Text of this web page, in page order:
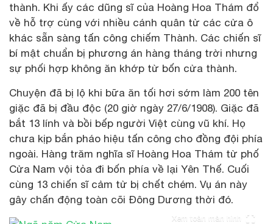
thành. Khi ấy các dũng sĩ của Hoàng Hoa Thám đổ
về hỗ trợ cùng với nhiều cánh quân từ các cửa ô
khác sẵn sàng tấn công chiếm Thành. Các chiến sĩ
bí mật chuẩn bị phương án hàng tháng trời nhưng
sự phối hợp không ăn khớp từ bốn cửa thành.
Chuyện đã bị lộ khi bữa ăn tối hơi sớm làm 200 tên
giặc đã bị đầu độc (20 giờ ngày 27/6/1908). Giặc đã
bắt 13 lính và bồi bếp người Việt cùng vũ khí. Họ
chưa kịp bắn pháo hiệu tấn công cho đồng đội phía
ngoài. Hàng trăm nghĩa sĩ Hoàng Hoa Thám từ phố
Cửa Nam vội tỏa đi bốn phía về lại Yên Thế. Cuối
cùng 13 chiến sĩ cảm tử bị chết chém. Vụ án này
gây chấn động toàn cõi Đông Dương thời đó.
Xem toàn màn hình